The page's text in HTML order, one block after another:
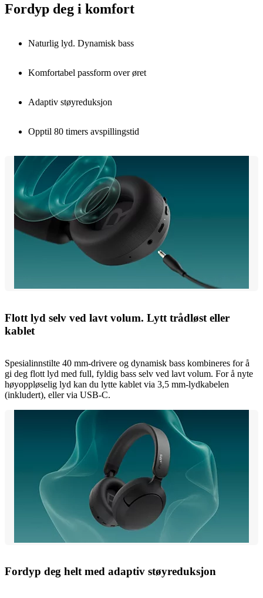
Fordyp deg i komfort
Naturlig lyd. Dynamisk bass
Komfortabel passform over øret
Adaptiv støyreduksjon
Opptil 80 timers avspillingstid
Flott lyd selv ved lavt volum. Lytt trådløst eller
kablet
Spesialinnstilte 40 mm-drivere og dynamisk bass kombineres for å
gi deg flott lyd med full, fyldig bass selv ved lavt volum. For å nyte
høyoppløselig lyd kan du lytte kablet via 3,5 mm-lydkabelen
(inkludert), eller via USB-C.
Fordyp deg helt med adaptiv støyreduksjon